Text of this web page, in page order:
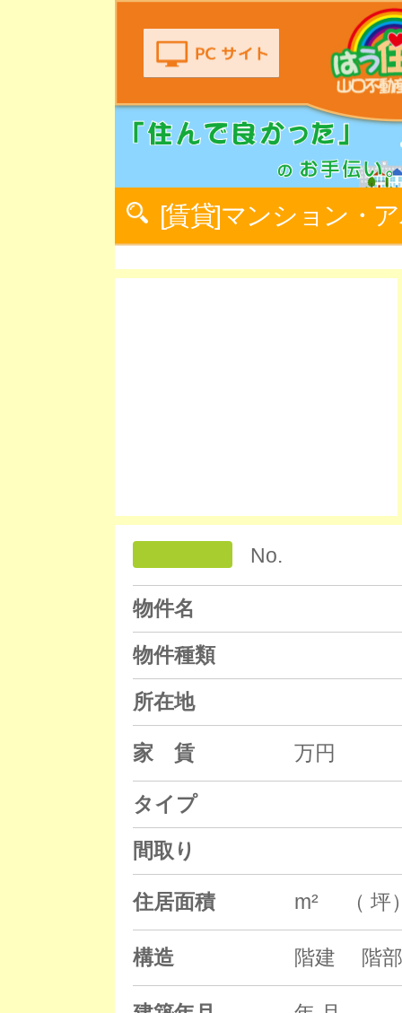
[賃貸]マンション・
No.
物件名
物件種類
所在地
家 賃 万円
タイプ
間取り
住居面積 m² （ 坪
構造 階建 階